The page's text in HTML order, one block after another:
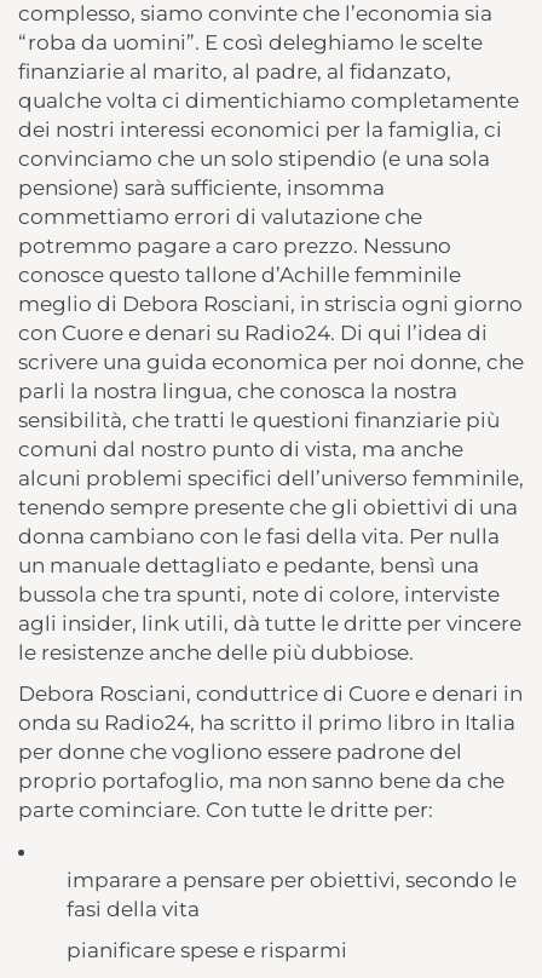
complesso, siamo convinte che l’economia sia
“roba da uomini”. E così deleghiamo le scelte
finanziarie al marito, al padre, al fidanzato,
qualche volta ci dimentichiamo completamente
dei nostri interessi economici per la famiglia, ci
convinciamo che un solo stipendio (e una sola
pensione) sarà sufficiente, insomma
commettiamo errori di valutazione che
potremmo pagare a caro prezzo. Nessuno
conosce questo tallone d’Achille femminile
meglio di Debora Rosciani, in striscia ogni giorno
con Cuore e denari su Radio24. Di qui l’idea di
scrivere una guida economica per noi donne, che
parli la nostra lingua, che conosca la nostra
sensibilità, che tratti le questioni finanziarie più
comuni dal nostro punto di vista, ma anche
alcuni problemi specifici dell’universo femminile,
tenendo sempre presente che gli obiettivi di una
donna cambiano con le fasi della vita. Per nulla
un manuale dettagliato e pedante, bensì una
bussola che tra spunti, note di colore, interviste
agli insider, link utili, dà tutte le dritte per vincere
le resistenze anche delle più dubbiose.
Debora Rosciani, conduttrice di Cuore e denari in
onda su Radio24, ha scritto il primo libro in Italia
per donne che vogliono essere padrone del
proprio portafoglio, ma non sanno bene da che
parte cominciare. Con tutte le dritte per:
imparare a pensare per obiettivi, secondo le
fasi della vita
pianificare spese e risparmi